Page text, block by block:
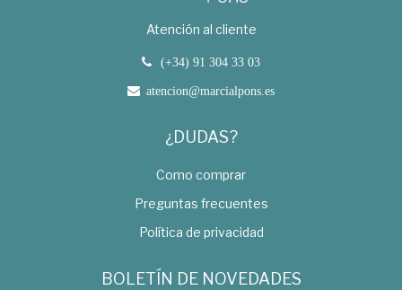
Atención al cliente
(+34) 91 304 33 03
atencion@marcialpons.es
¿DUDAS?
Como comprar
Preguntas frecuentes
Política de privacidad
BOLETÍN DE NOVEDADES